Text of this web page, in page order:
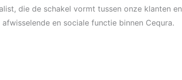
die de schakel vormt tussen onze klanten en
en sociale functie binnen Cequra.